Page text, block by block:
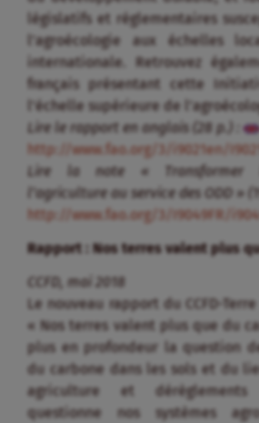
législatifs et réglementaires
l’agroécologie aux échelles
internationale. Retrouvez
français présentant cette
l’échelle supérieure de
Lire le rapport en anglais (28 p.) :
http://www.fao.org/3/i9021en/
Lire la note « Transformer
l’agriculture au service des ODD »
http://www.fao.org/3/I9049FR/
Rapport : Nos terres valent plus
CCFD, mai 2018
Le nouveau rapport du CCFD-
« Nos terres valent plus que du
plus en profondeur la question
du carbone dans les sols et du
agriculture et dérèglements
questionne nos systèmes